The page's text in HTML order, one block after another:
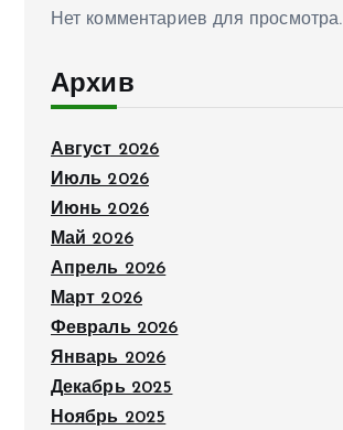
Нет комментариев для просмотра.
Архив
Август 2026
Июль 2026
Июнь 2026
Май 2026
Апрель 2026
Март 2026
Февраль 2026
Январь 2026
Декабрь 2025
Ноябрь 2025